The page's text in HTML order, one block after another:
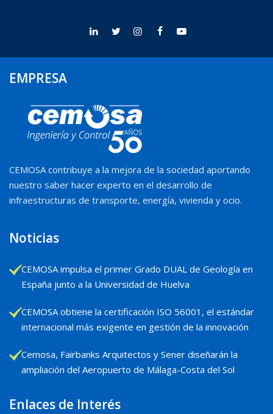
EMPRESA
CEMOSA contribuye a la mejora de la sociedad aportando
nuestro saber hacer experto en el desarrollo de
infraestructuras de transporte, energía, vivienda y ocio.
Noticias
CEMOSA impulsa el primer Grado DUAL de Geología en
España junto a la Universidad de Huelva
CEMOSA obtiene la certificación ISO 56001, el estándar
internacional más exigente en gestión de la innovación
Cemosa, Fairbanks Arquitectos y Sener diseñarán la
ampliación del Aeropuerto de Málaga-Costa del Sol
Enlaces de Interés